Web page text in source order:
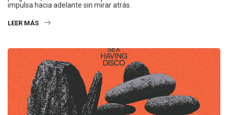
impulsa hacia adelante sin mirar atrás.
LEER MÁS